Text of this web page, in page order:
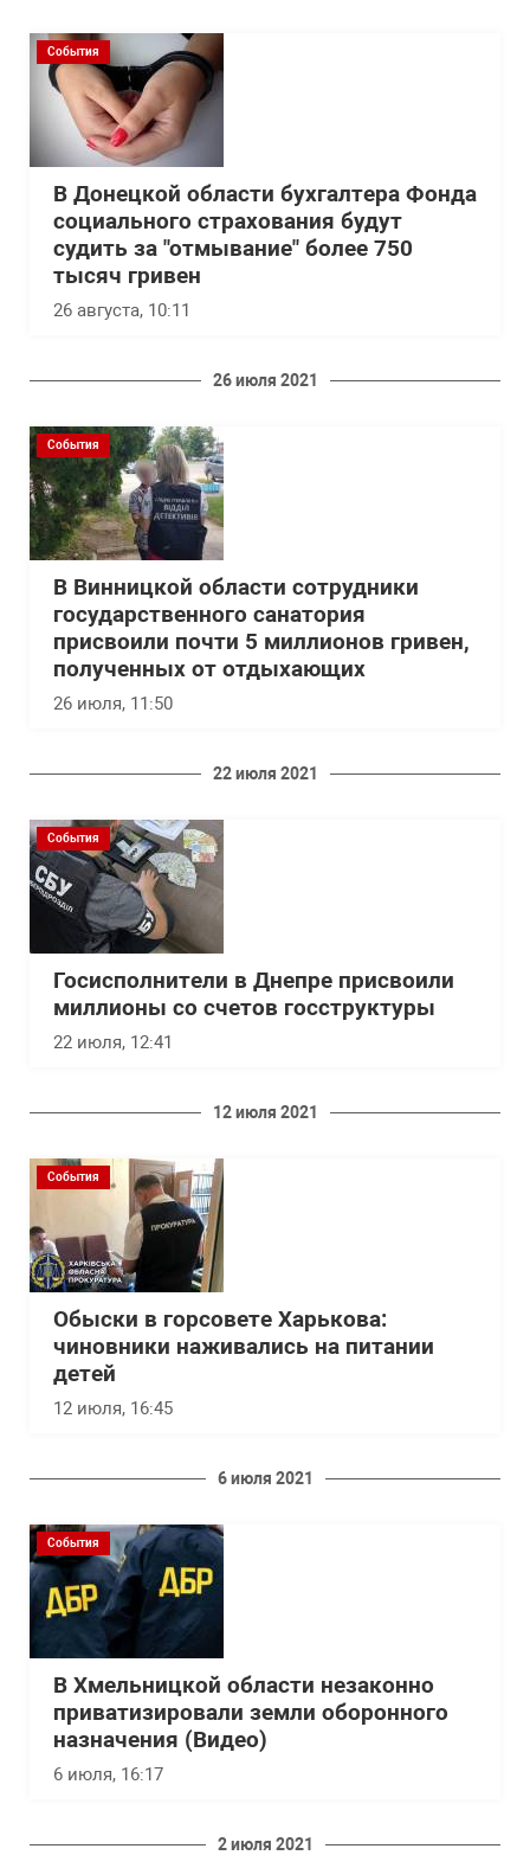
События
В Донецкой области бухгалтера Фонда
социального страхования будут
судить за "отмывание" более 750
тысяч гривен
26 августа, 10:11
26 июля 2021
События
В Винницкой области сотрудники
государственного санатория
присвоили почти 5 миллионов гривен,
полученных от отдыхающих
26 июля, 11:50
22 июля 2021
События
Госисполнители в Днепре присвоили
миллионы со счетов госструктуры
22 июля, 12:41
12 июля 2021
События
Обыски в горсовете Харькова:
чиновники наживались на питании
детей
12 июля, 16:45
6 июля 2021
События
В Хмельницкой области незаконно
приватизировали земли оборонного
назначения (Видео)
6 июля, 16:17
2 июля 2021